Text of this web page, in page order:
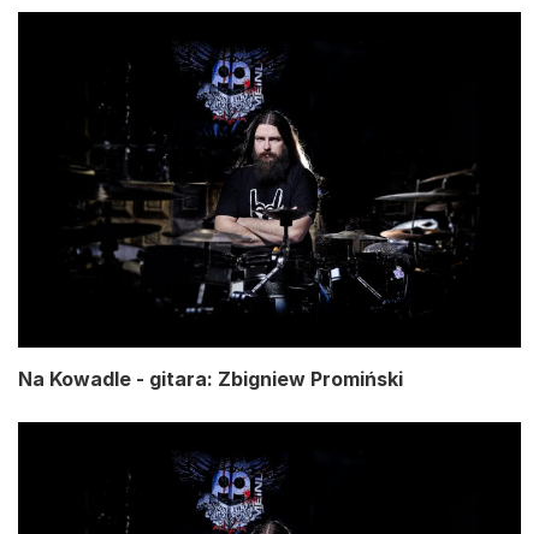
Na Kowadle - gitara: Zbigniew Promiński